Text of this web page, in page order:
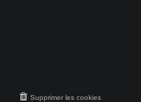
Supprimer les cookies